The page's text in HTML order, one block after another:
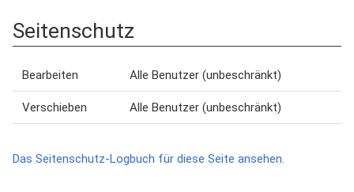
Seitenschutz
Bearbeiten Alle Benutzer (unbeschränkt)
Verschieben Alle Benutzer (unbeschränkt)
Das Seitenschutz-Logbuch für diese Seite ansehen.